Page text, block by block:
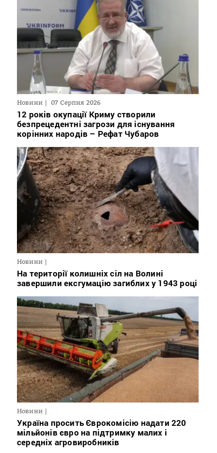
Новини 07 Серпня 2026
12 років окупації Криму створили
безпрецедентні загрози для існування
корінних народів – Рефат Чубаров
Новини
На території колишніх сіл на Волині
завершили ексгумацію загиблих у 1943 році
Новини
Україна просить Єврокомісію надати 220
мільйонів євро на підтримку малих і
середніх агровиробників